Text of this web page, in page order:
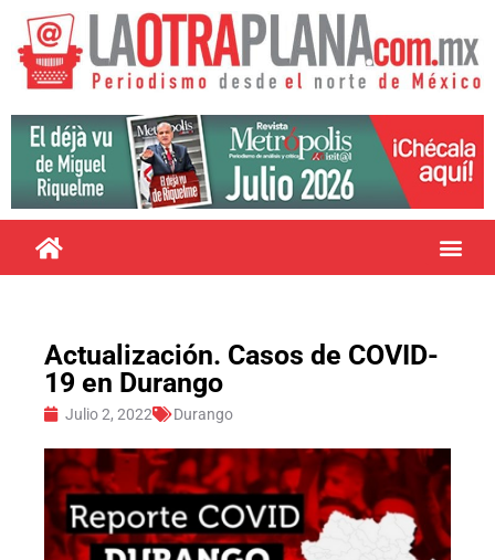
Actualización. Casos de COVID-
19 en Durango
Julio 2, 2022 Durango